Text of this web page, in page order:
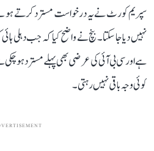
سپریم کورٹ نے یہ درخواست مسترد کرتے
نہیں دیا جا سکتا۔ بنچ نے واضح کیا کہ جب دہلی
ہے اور سی بی آئی کی عرضی بھی پہلے مسترد ہو
کوئی وجہ باقی نہیں رہتی۔